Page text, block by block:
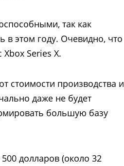
так как
в этом году. Очевидно, что
Series X.
стоимости производства и
даже не будет
большую базу
долларов (около 32